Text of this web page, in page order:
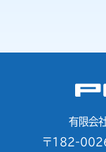
有限会
〒182-0026